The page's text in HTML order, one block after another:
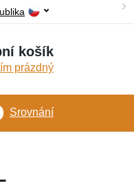
košík
prázdný
Srovnání